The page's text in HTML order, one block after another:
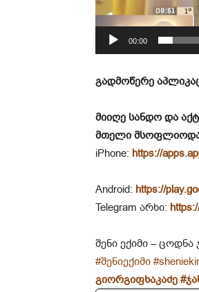
ე
ლ
00:00
გადმოწერე
მიიღე სანდო და
მთელი
iPhone: https://
Android: https://
Telegram არხი:
შენი ექიმი –
#შენიექიმი
გიორგიფხაკაძე